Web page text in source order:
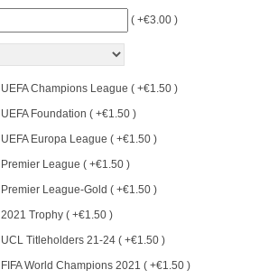
( +€3.00 )
UEFA Champions League ( +€1.50 )
UEFA Foundation ( +€1.50 )
UEFA Europa League ( +€1.50 )
Premier League ( +€1.50 )
Premier League-Gold ( +€1.50 )
2021 Trophy ( +€1.50 )
UCL Titleholders 21-24 ( +€1.50 )
FIFA World Champions 2021 ( +€1.50 )